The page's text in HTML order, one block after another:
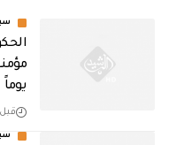
يوماً
قبل 12 دقيقة